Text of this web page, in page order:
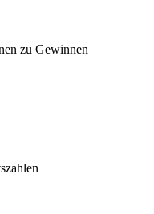
zu Gewinnen